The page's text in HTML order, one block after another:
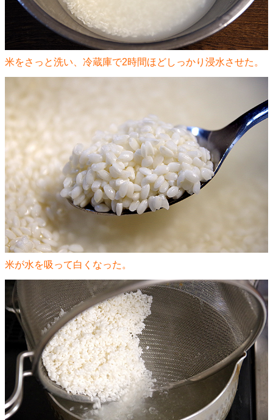
米をさっと洗い、冷蔵庫で2時間ほどしっかり浸水させた。
米が水を吸って白くなった。